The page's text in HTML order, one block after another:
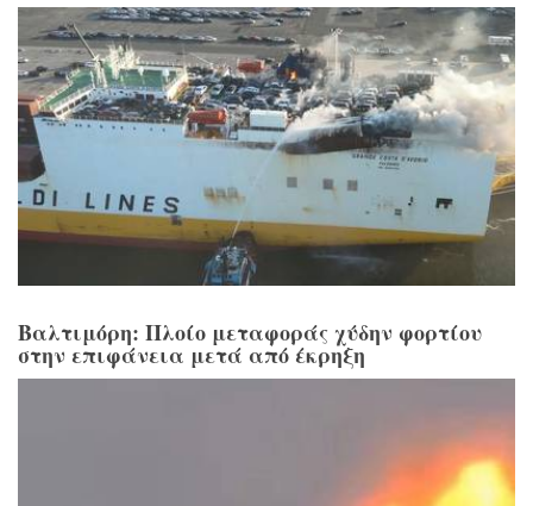
Βαλτιμόρη: Πλοίο μεταφοράς χύδην φορτίου
στην επιφάνεια μετά από έκρηξη